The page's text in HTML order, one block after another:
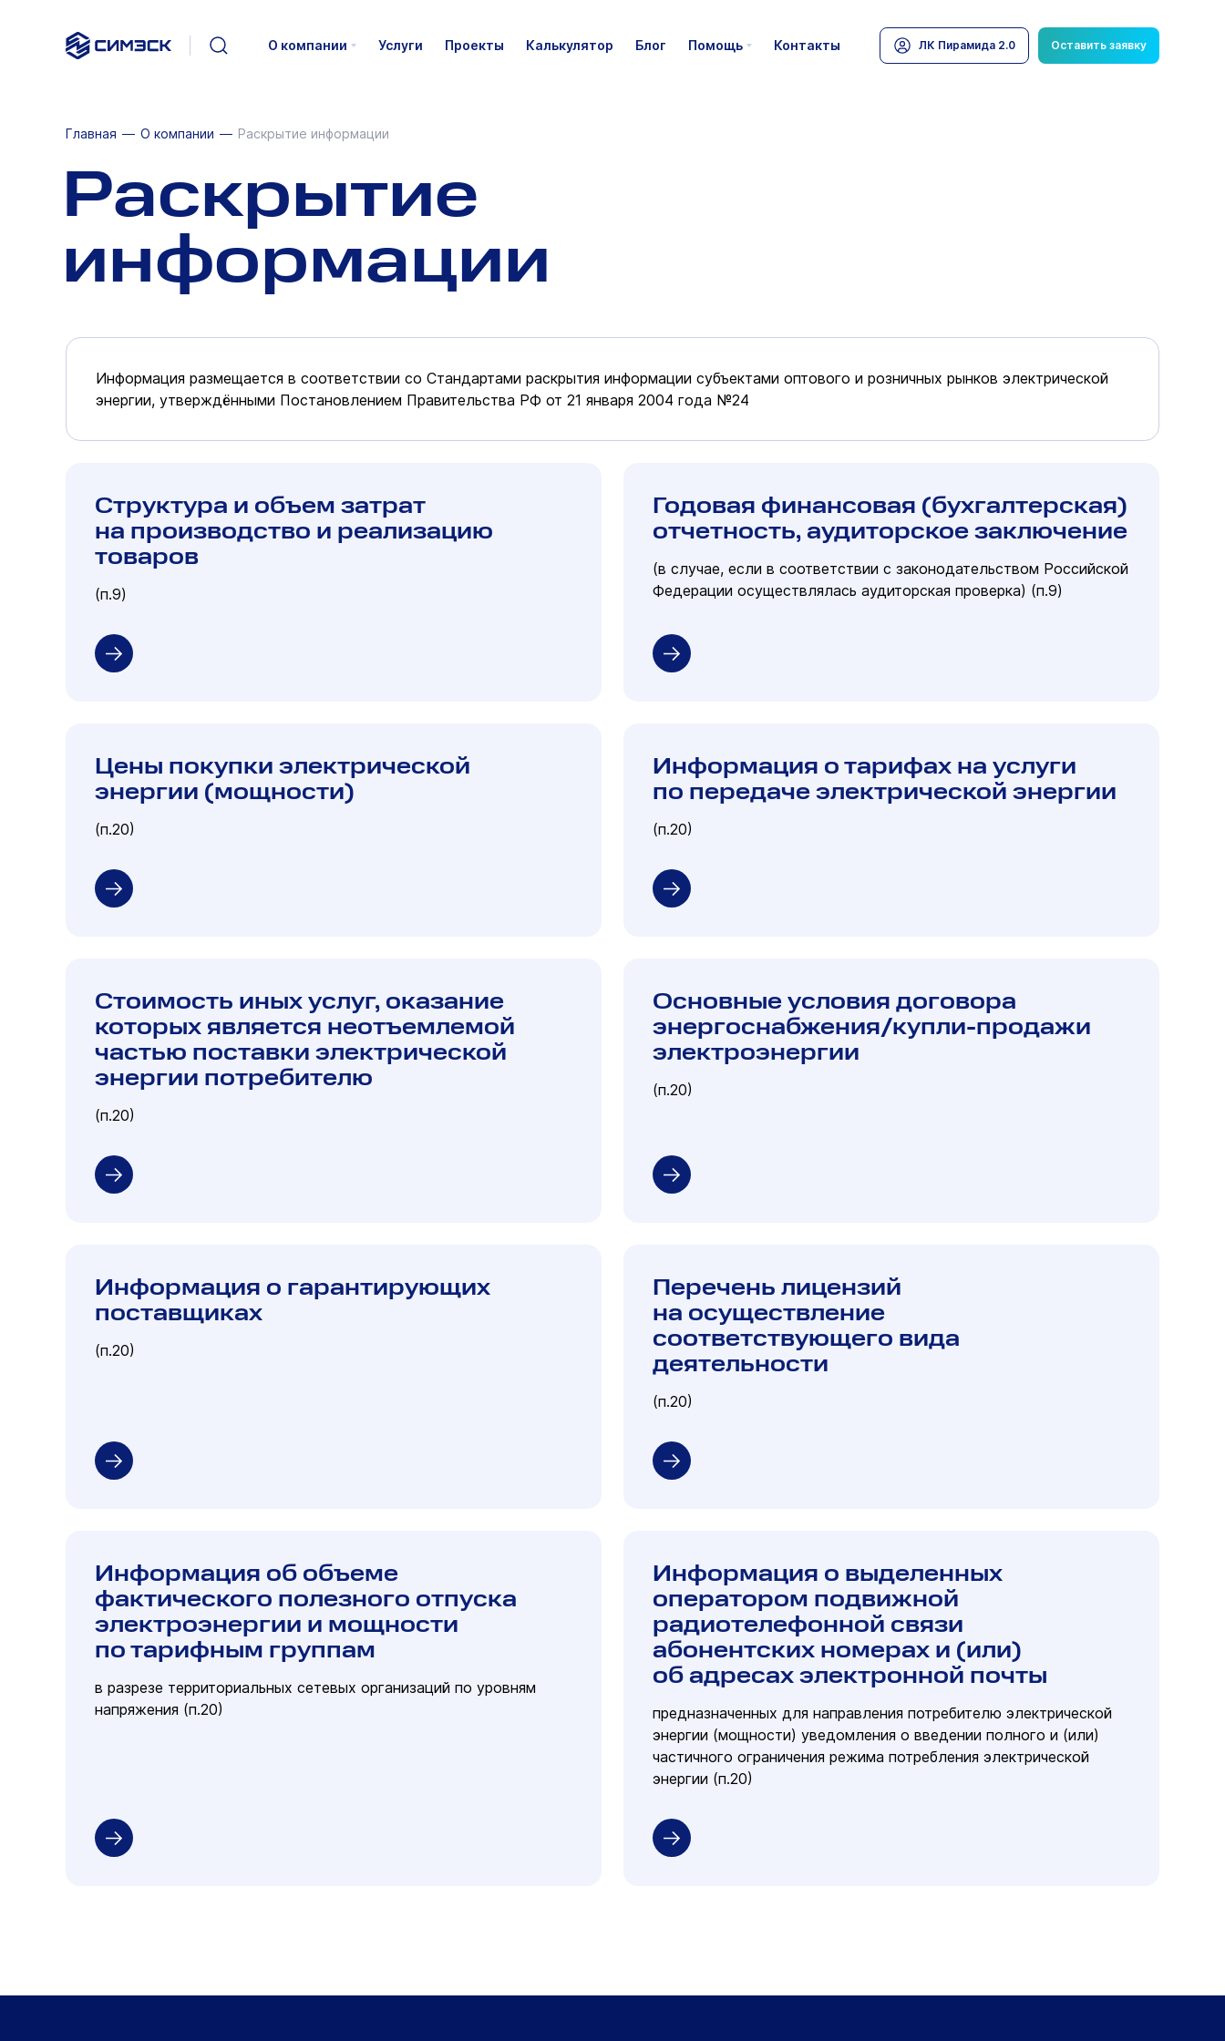
О компании Услуги Проекты Калькулятор Блог Помощь Контакты ЛК Пирамида 2.0 Оставить заявку
Главная О компании Раскрытие информации
Раскрытие
информации
Информация размещается в соответствии со Стандартами раскрытия информации субъектами оптового и розничных рынков электрической
энергии, утверждёнными Постановлением Правительства РФ от 21 января 2004 года №24
Структура и объем затрат
на производство и реализацию
товаров
(п.9)
Годовая финансовая (бухгалтерская)
отчетность, аудиторское заключение
(в случае, если в соответствии с законодательством Российской
Федерации осуществлялась аудиторская проверка) (п.9)
Цены покупки электрической
энергии (мощности)
(п.20)
Информация о тарифах на услуги
по передаче электрической энергии
(п.20)
Стоимость иных услуг, оказание
которых является неотъемлемой
частью поставки электрической
энергии потребителю
(п.20)
Основные условия договора
энергоснабжения/купли-продажи
электроэнергии
(п.20)
Информация о гарантирующих
поставщиках
(п.20)
Перечень лицензий
на осуществление
соответствующего вида
деятельности
(п.20)
Информация об объеме
фактического полезного отпуска
электроэнергии и мощности
по тарифным группам
в разрезе территориальных сетевых организаций по уровням
напряжения (п.20)
Информация о выделенных
оператором подвижной
радиотелефонной связи
абонентских номерах и (или)
об адресах электронной почты
предназначенных для направления потребителю электрической
энергии (мощности) уведомления о введении полного и (или)
частичного ограничения режима потребления электрической
энергии (п.20)